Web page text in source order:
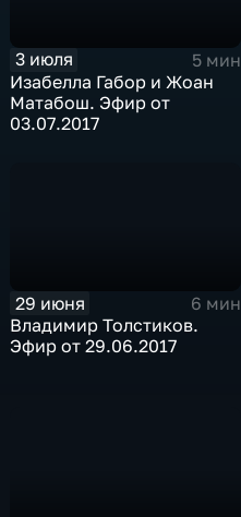
3 июля
5 мин
Изабелла Габор и Жоан
Матабош. Эфир от
03.07.2017
29 июня
6 мин
Владимир Толстиков.
Эфир от 29.06.2017